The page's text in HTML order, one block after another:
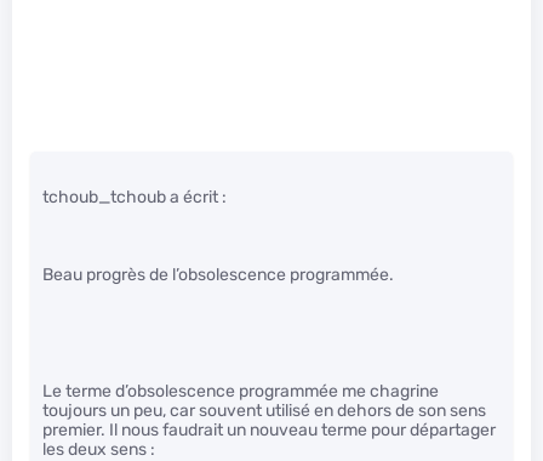
tchoub_tchoub a écrit :
Beau progrès de l’obsolescence programmée.
Le terme d’obsolescence programmée me chagrine
toujours un peu, car souvent utilisé en dehors de son sens
premier. Il nous faudrait un nouveau terme pour départager
les deux sens :